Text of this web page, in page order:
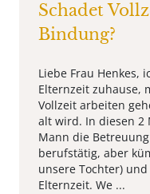
Schadet
Bindung?
Liebe Frau Henkes,
Elternzeit zuhause,
Vollzeit arbeiten
alt wird. In diesen 2
Mann die
berufstätig, aber
unsere Tochter)
Elternzeit. We ...